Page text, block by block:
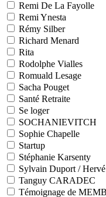
Remi De La Fayolle
Remi Ynesta
Rémy Silber
Richard Menard
Rita
Rodolphe Vialles
Romuald Lesage
Sacha Pouget
Santé Retraite
Se loger
SOCHANIEVITCH
Sophie Chapelle
Startup
Stéphanie Karsenty
Sylvain Duport /
Tanguy CARADEC
Témoignage de